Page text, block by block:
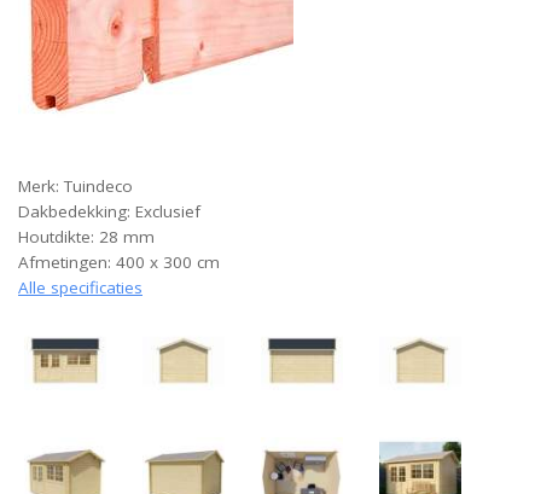
Merk: Tuindeco
Dakbedekking: Exclusief
Houtdikte: 28 mm
Afmetingen: 400 x 300 cm
Alle specificaties